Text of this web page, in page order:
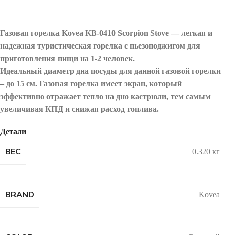
Газовая горелка Kovea KB-0410 Scorpion Stove — легкая и
надежная туристическая горелка с пьезоподжигом для
приготовления пищи на 1-2 человек.
Идеальный диаметр дна посуды для данной газовой горелки
– до 15 см. Газовая горелка имеет экран, который
эффективно отражает тепло на дно кастрюли, тем самым
увеличивая КПД и снижая расход топлива.
Детали
ВЕС 0.320 кг
BRAND Kovea